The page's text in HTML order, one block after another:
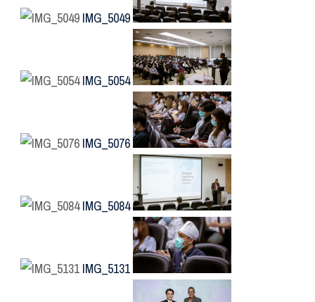
IMG_5049
IMG_5054
IMG_5076
IMG_5084
IMG_5131